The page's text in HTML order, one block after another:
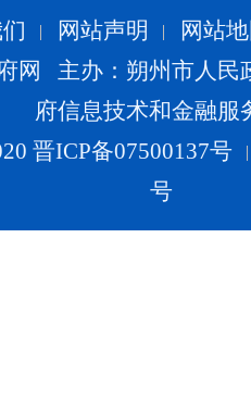
网站声明
网站
网 主办：朔州市人
府信息技术和金融服
晋ICP备07500137号
号